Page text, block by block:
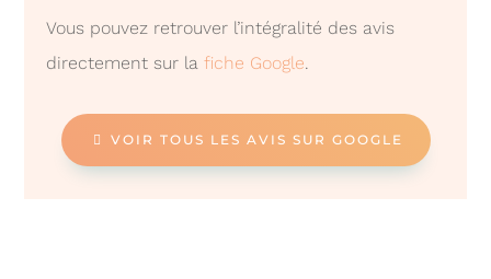
Vous pouvez retrouver l’intégralité des avis
directement sur lafiche Google.
VOIR TOUS LES AVIS SUR GOOGLE